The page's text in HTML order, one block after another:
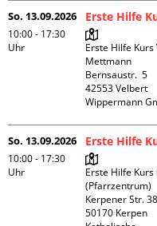
So. 13.09.2026
10:00 - 17:30
Uhr
Erste Hilfe
Erste Hilfe
Mettmann
Bernsaustr.  5
42553 Velbert
Wippermann
So. 13.09.2026
10:00 - 17:30
Uhr
Erste Hilfe
Erste Hilfe Kurs
(Pfarrzentrum)
Kerpener Str. 38
50170 Kerpen